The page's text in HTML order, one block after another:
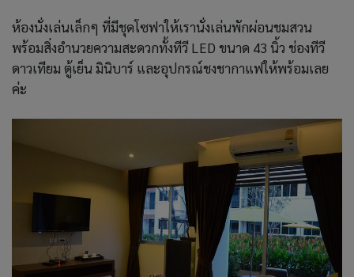
ห้องนั่งเล่นเล็กๆ ที่มีชุดโซฟาให้เรานั่งเล่นพักผ่อนชมสวน
พร้อมสิ่งอำนวยความสะดวกทั้งทีวี LED ขนาด 43 นิ้ว ช่องทีวี
ดาวเทียม ตู้เย็น มินิบาร์ และอุปกรณ์ชงชากาแฟให้พร้อมเลย
ค่ะ